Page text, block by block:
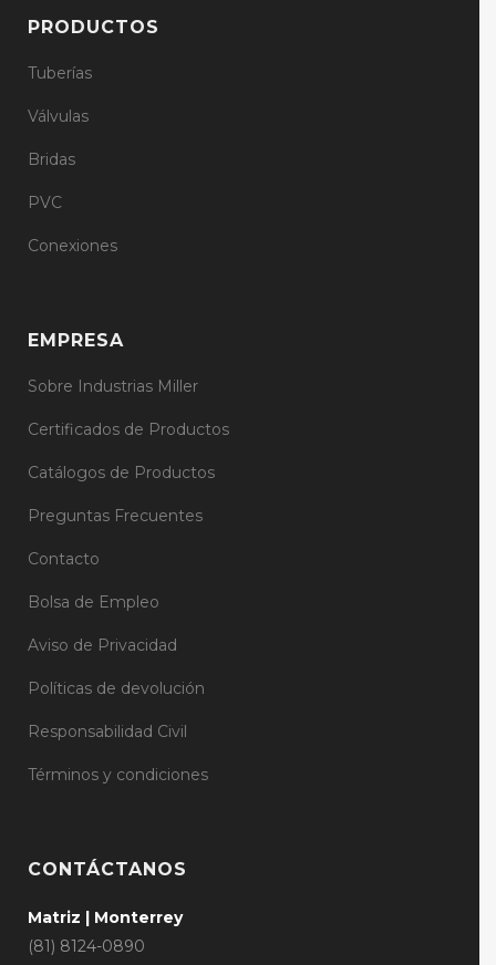
PRODUCTOS
Tuberías
Válvulas
Bridas
PVC
Conexiones
EMPRESA
Sobre Industrias Miller
Certificados de Productos
Catálogos de Productos
Preguntas Frecuentes
Contacto
Bolsa de Empleo
Aviso de Privacidad
Políticas de devolución
Responsabilidad Civil
Términos y condiciones
CONTÁCTANOS
Matriz | Monterrey
(81) 8124-0890